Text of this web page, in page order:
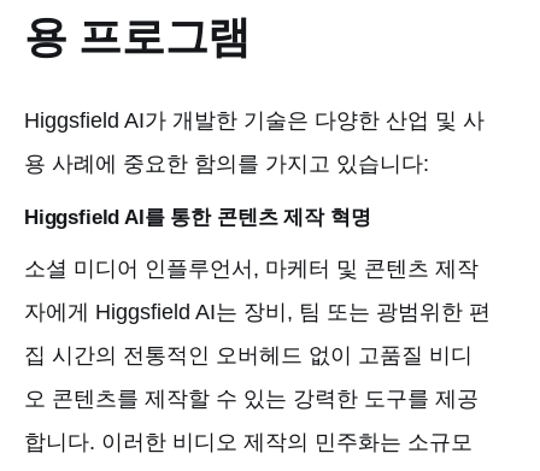
용 프로그램
Higgsfield AI가 개발한 기술은 다양한 산업 및 사
용 사례에 중요한 함의를 가지고 있습니다:
Higgsfield AI를 통한 콘텐츠 제작 혁명
소셜 미디어 인플루언서, 마케터 및 콘텐츠 제작
자에게 Higgsfield AI는 장비, 팀 또는 광범위한 편
집 시간의 전통적인 오버헤드 없이 고품질 비디
오 콘텐츠를 제작할 수 있는 강력한 도구를 제공
합니다. 이러한 비디오 제작의 민주화는 소규모